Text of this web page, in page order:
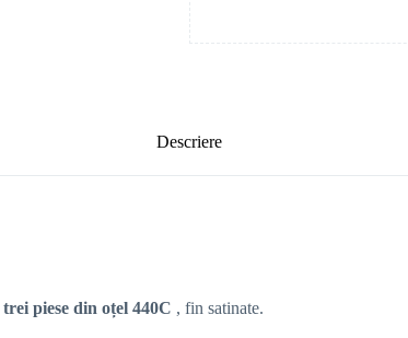
Descriere
trei piese din oțel 440C , fin satinate.